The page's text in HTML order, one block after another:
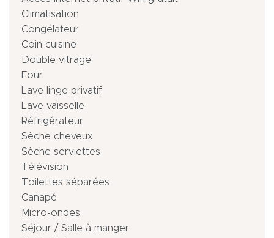
Climatisation
Congélateur
Coin cuisine
Double vitrage
Four
Lave linge privatif
Lave vaisselle
Réfrigérateur
Sèche cheveux
Sèche serviettes
Télévision
Toilettes séparées
Canapé
Micro-ondes
Séjour / Salle à manger